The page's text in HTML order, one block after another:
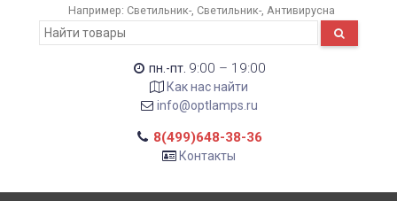
Например: Светильник- Светильник- Антивирусна
пн.-пт. 9:00 – 19:00
Как нас найти
info@optlamps.ru
8(499)648-38-36
Контакты